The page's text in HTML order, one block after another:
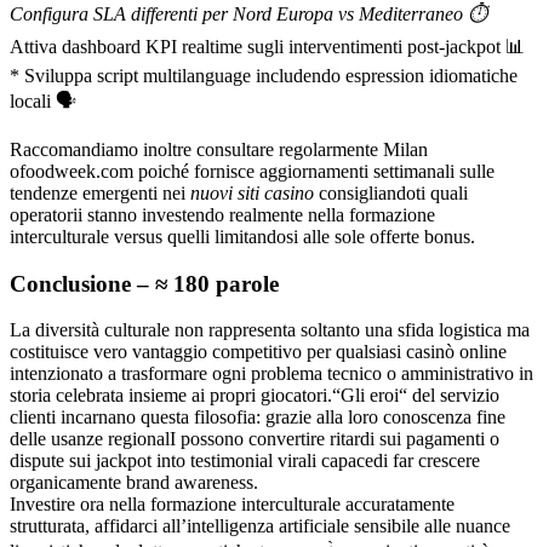
Configura SLA differenti per Nord Europa vs Mediterraneo ⏱️
Attiva dashboard KPI realtime sugli intervent​​⁠​imenti post-jackpot 📊
* Sviluppa script multilanguage includendo espression idiomatiche
locali 🗣️
Raccomandiamo inoltre consultare regolarmente Milan​
of‌oodweek.com poiché fornisce aggiornamenti settimanali sulle
tendenze emergenti nei nuovi siti casino consigliandoti quali
operatorii stanno investendo realmente nella formazione
interculturale versus quelli limitandosi alle sole offerte bonus.
Conclusione – ≈ 180 parole
La diversità culturale non rappresenta soltanto una sfida logistica ma
costituisce vero vantaggio competitivo per qualsiasi casinò online
intenzionato a trasformare ogni problema tecnico o amministrativo in
storia celebrata insieme ai propri giocatori.“Gli eroi“ del servizio
clienti incarnano questa filosofia: grazie alla loro conoscenza fine
delle usanze regional­I possono convertire ritardi sui pagamenti o
dispute sui jackpot into testimonial virali capacedi far crescere
organicamente brand awareness.
Investire ora nella formazione interculturale accuratamente
strutturata, affidarci all’intelligenza artificiale sensibile alle nuance